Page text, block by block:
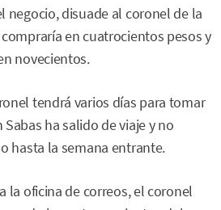
negocio, disuade al coronel de la
en cuatrocientos pesos y
novecientos.
tendrá varios días para tomar
ha salido de viaje y no
hasta la semana entrante.
la oficina de correos, el coronel